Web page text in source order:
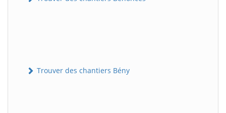
Trouver des chantiers Bény